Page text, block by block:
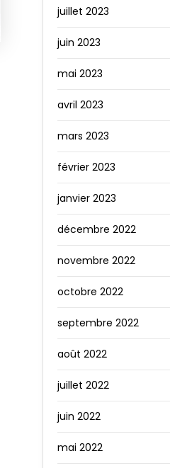
juillet 2023
juin 2023
mai 2023
avril 2023
mars 2023
février 2023
janvier 2023
décembre 2022
novembre 2022
octobre 2022
septembre 2022
août 2022
juillet 2022
juin 2022
mai 2022